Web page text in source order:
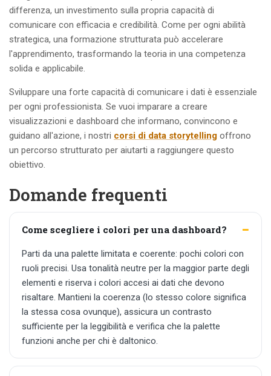
differenza, un investimento sulla propria capacità di
comunicare con efficacia e credibilità. Come per ogni abilità
strategica, una formazione strutturata può accelerare
l'apprendimento, trasformando la teoria in una competenza
solida e applicabile.
Sviluppare una forte capacità di comunicare i dati è essenziale
per ogni professionista. Se vuoi imparare a creare
visualizzazioni e dashboard che informano, convincono e
guidano all'azione, i nostri corsi di data storytelling offrono
un percorso strutturato per aiutarti a raggiungere questo
obiettivo.
Domande frequenti
Come scegliere i colori per una dashboard?
Parti da una palette limitata e coerente: pochi colori con
ruoli precisi. Usa tonalità neutre per la maggior parte degli
elementi e riserva i colori accesi ai dati che devono
risaltare. Mantieni la coerenza (lo stesso colore significa
la stessa cosa ovunque), assicura un contrasto
sufficiente per la leggibilità e verifica che la palette
funzioni anche per chi è daltonico.